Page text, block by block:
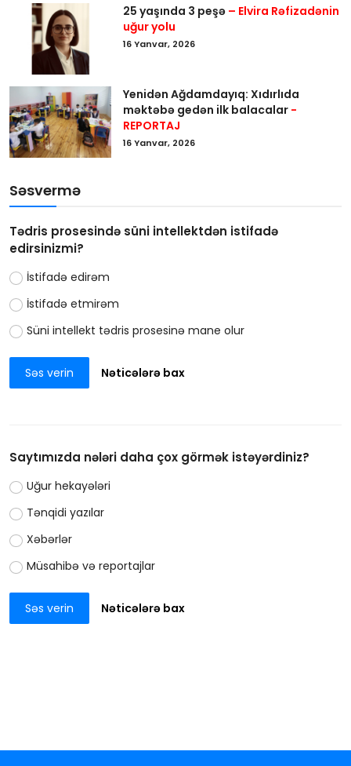
25 yaşında 3 peşə – Elvira Rəfizadənin
uğur yolu
16 Yanvar, 2026
Yenidən Ağdamdayıq: Xıdırlıda
məktəbə gedən ilk balacalar -
REPORTAJ
16 Yanvar, 2026
Səsvermə
Tədris prosesində süni intellektdən istifadə
edirsinizmi?
İstifadə edirəm
İstifadə etmirəm
Süni intellekt tədris prosesinə mane olur
Səs verin Nəticələrə bax
Saytımızda nələri daha çox görmək istəyərdiniz?
Uğur hekayələri
Tənqidi yazılar
Xəbərlər
Müsahibə və reportajlar
Səs verin Nəticələrə bax